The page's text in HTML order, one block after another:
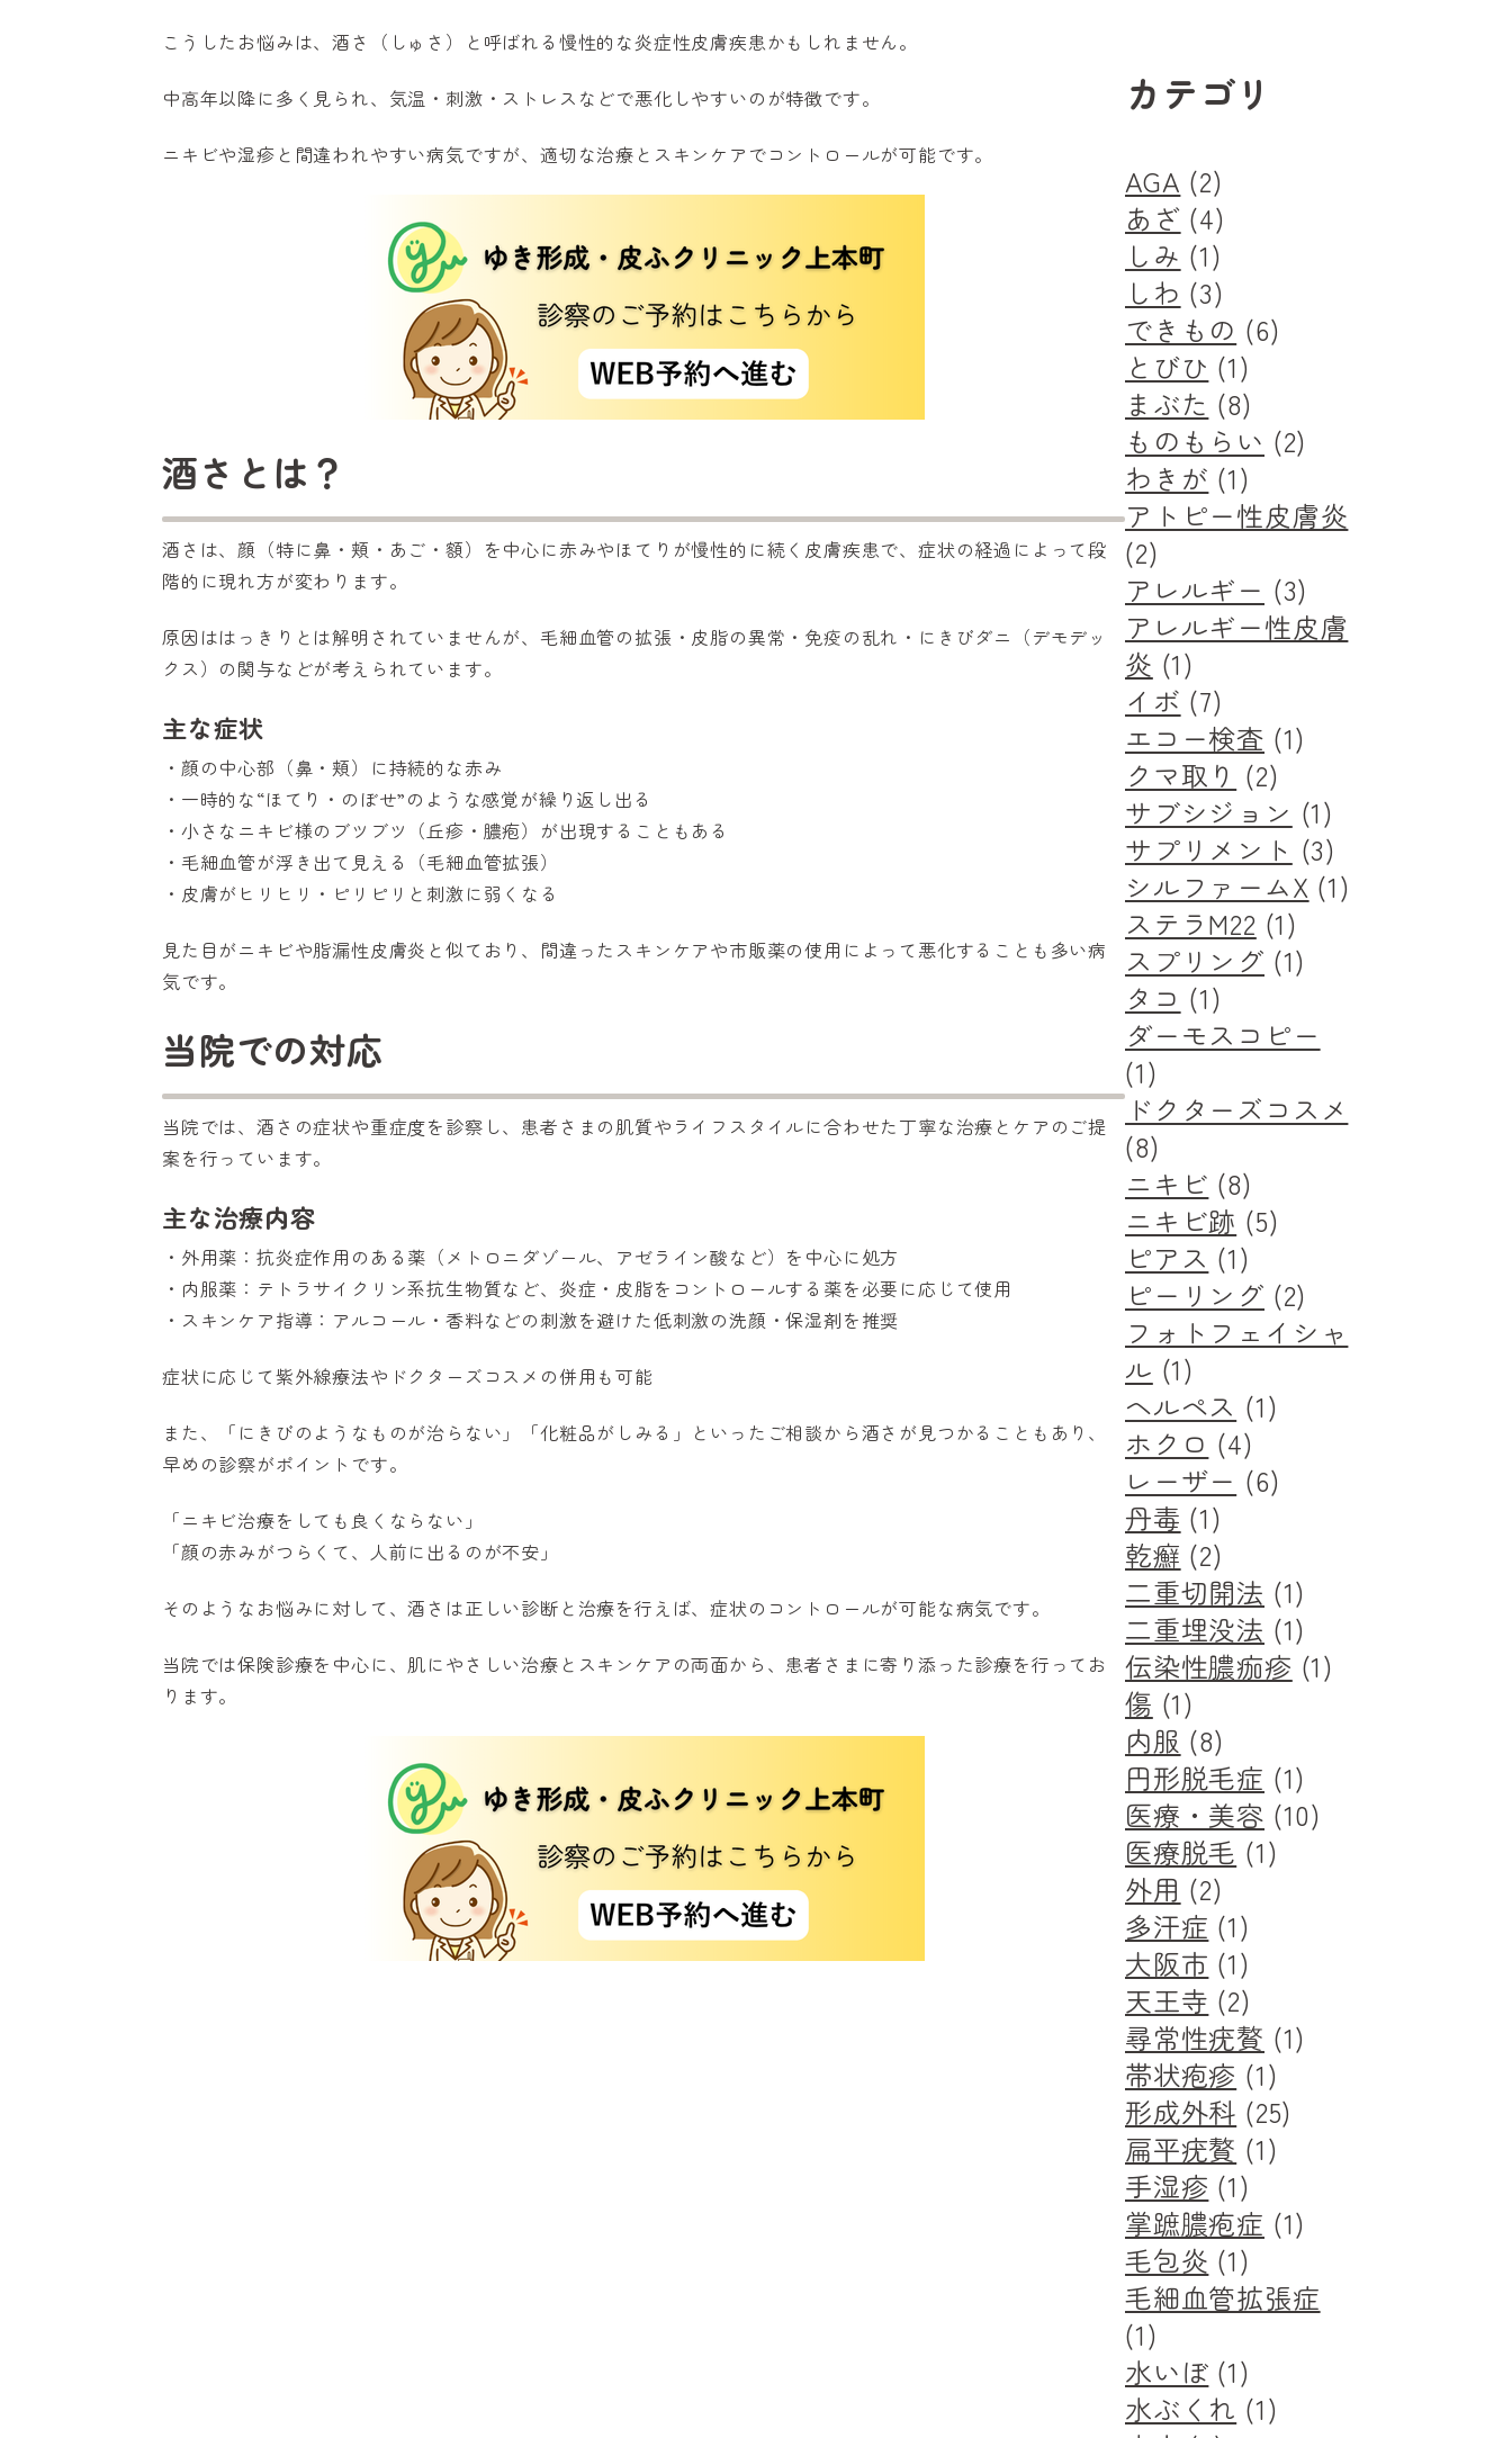
こうしたお悩みは、酒さ（しゅさ）と呼ばれる慢性的な炎症性皮膚疾患かもしれません。
中高年以降に多く見られ、気温・刺激・ストレスなどで悪化しやすいのが特徴です。
ニキビや湿疹と間違われやすい病気ですが、適切な治療とスキンケアでコントロールが可能です。
酒さとは？
酒さは、顔（特に鼻・頬・あご・額）を中心に赤みやほてりが慢性的に続く皮膚疾患で、症状の経過によって段
階的に現れ方が変わります。
原因ははっきりとは解明されていませんが、毛細血管の拡張・皮脂の異常・免疫の乱れ・にきびダニ（デモデッ
クス）の関与などが考えられています。
主な症状
・顔の中心部（鼻・頬）に持続的な赤み
・一時的な“ほてり・のぼせ”のような感覚が繰り返し出る
・小さなニキビ様のブツブツ（丘疹・膿疱）が出現することもある
・毛細血管が浮き出て見える（毛細血管拡張）
・皮膚がヒリヒリ・ピリピリと刺激に弱くなる
見た目がニキビや脂漏性皮膚炎と似ており、間違ったスキンケアや市販薬の使用によって悪化することも多い病
気です。
当院での対応
当院では、酒さの症状や重症度を診察し、患者さまの肌質やライフスタイルに合わせた丁寧な治療とケアのご提
案を行っています。
主な治療内容
・ 外用薬 ：抗炎症作用のある薬（メトロニダゾール、アゼライン酸など）を中心に処方
・ 内服薬 ：テトラサイクリン系抗生物質など、炎症・皮脂をコントロールする薬を必要に応じて使用
・ スキンケア指導 ：アルコール・香料などの刺激を避けた低刺激の洗顔・保湿剤を推奨
症状に応じて紫外線療法やドクターズコスメの併用も可能
また、「にきびのようなものが治らない」「化粧品がしみる」といったご相談から酒さが見つかることもあり、
早めの診察がポイントです。
「ニキビ治療をしても良くならない」
「顔の赤みがつらくて、人前に出るのが不安」
そのようなお悩みに対して、酒さは正しい診断と治療を行えば、症状のコントロールが可能な病気です。
当院では保険診療を中心に、肌にやさしい治療とスキンケアの両面から、患者さまに寄り添った診療を行ってお
ります。
カテゴリ
AGA (2)
あざ (4)
しみ (1)
しわ (3)
できもの (6)
とびひ (1)
まぶた (8)
ものもらい (2)
わきが (1)
アトピー性皮膚炎
(2)
アレルギー (3)
アレルギー性皮膚
炎 (1)
イボ (7)
エコー検査 (1)
クマ取り (2)
サブシジョン (1)
サプリメント (3)
シルファームX (1)
ステラM22 (1)
スプリング (1)
タコ (1)
ダーモスコピー
(1)
ドクターズコスメ
(8)
ニキビ (8)
ニキビ跡 (5)
ピアス (1)
ピーリング (2)
フォトフェイシャ
ル (1)
ヘルペス (1)
ホクロ (4)
レーザー (6)
丹毒 (1)
乾癬 (2)
二重切開法 (1)
二重埋没法 (1)
伝染性膿痂疹 (1)
傷 (1)
内服 (8)
円形脱毛症 (1)
医療・美容 (10)
医療脱毛 (1)
外用 (2)
多汗症 (1)
大阪市 (1)
天王寺 (2)
尋常性疣贅 (1)
帯状疱疹 (1)
形成外科 (25)
扁平疣贅 (1)
手湿疹 (1)
掌蹠膿疱症 (1)
毛包炎 (1)
毛細血管拡張症
(1)
水いぼ (1)
水ぶくれ (1)